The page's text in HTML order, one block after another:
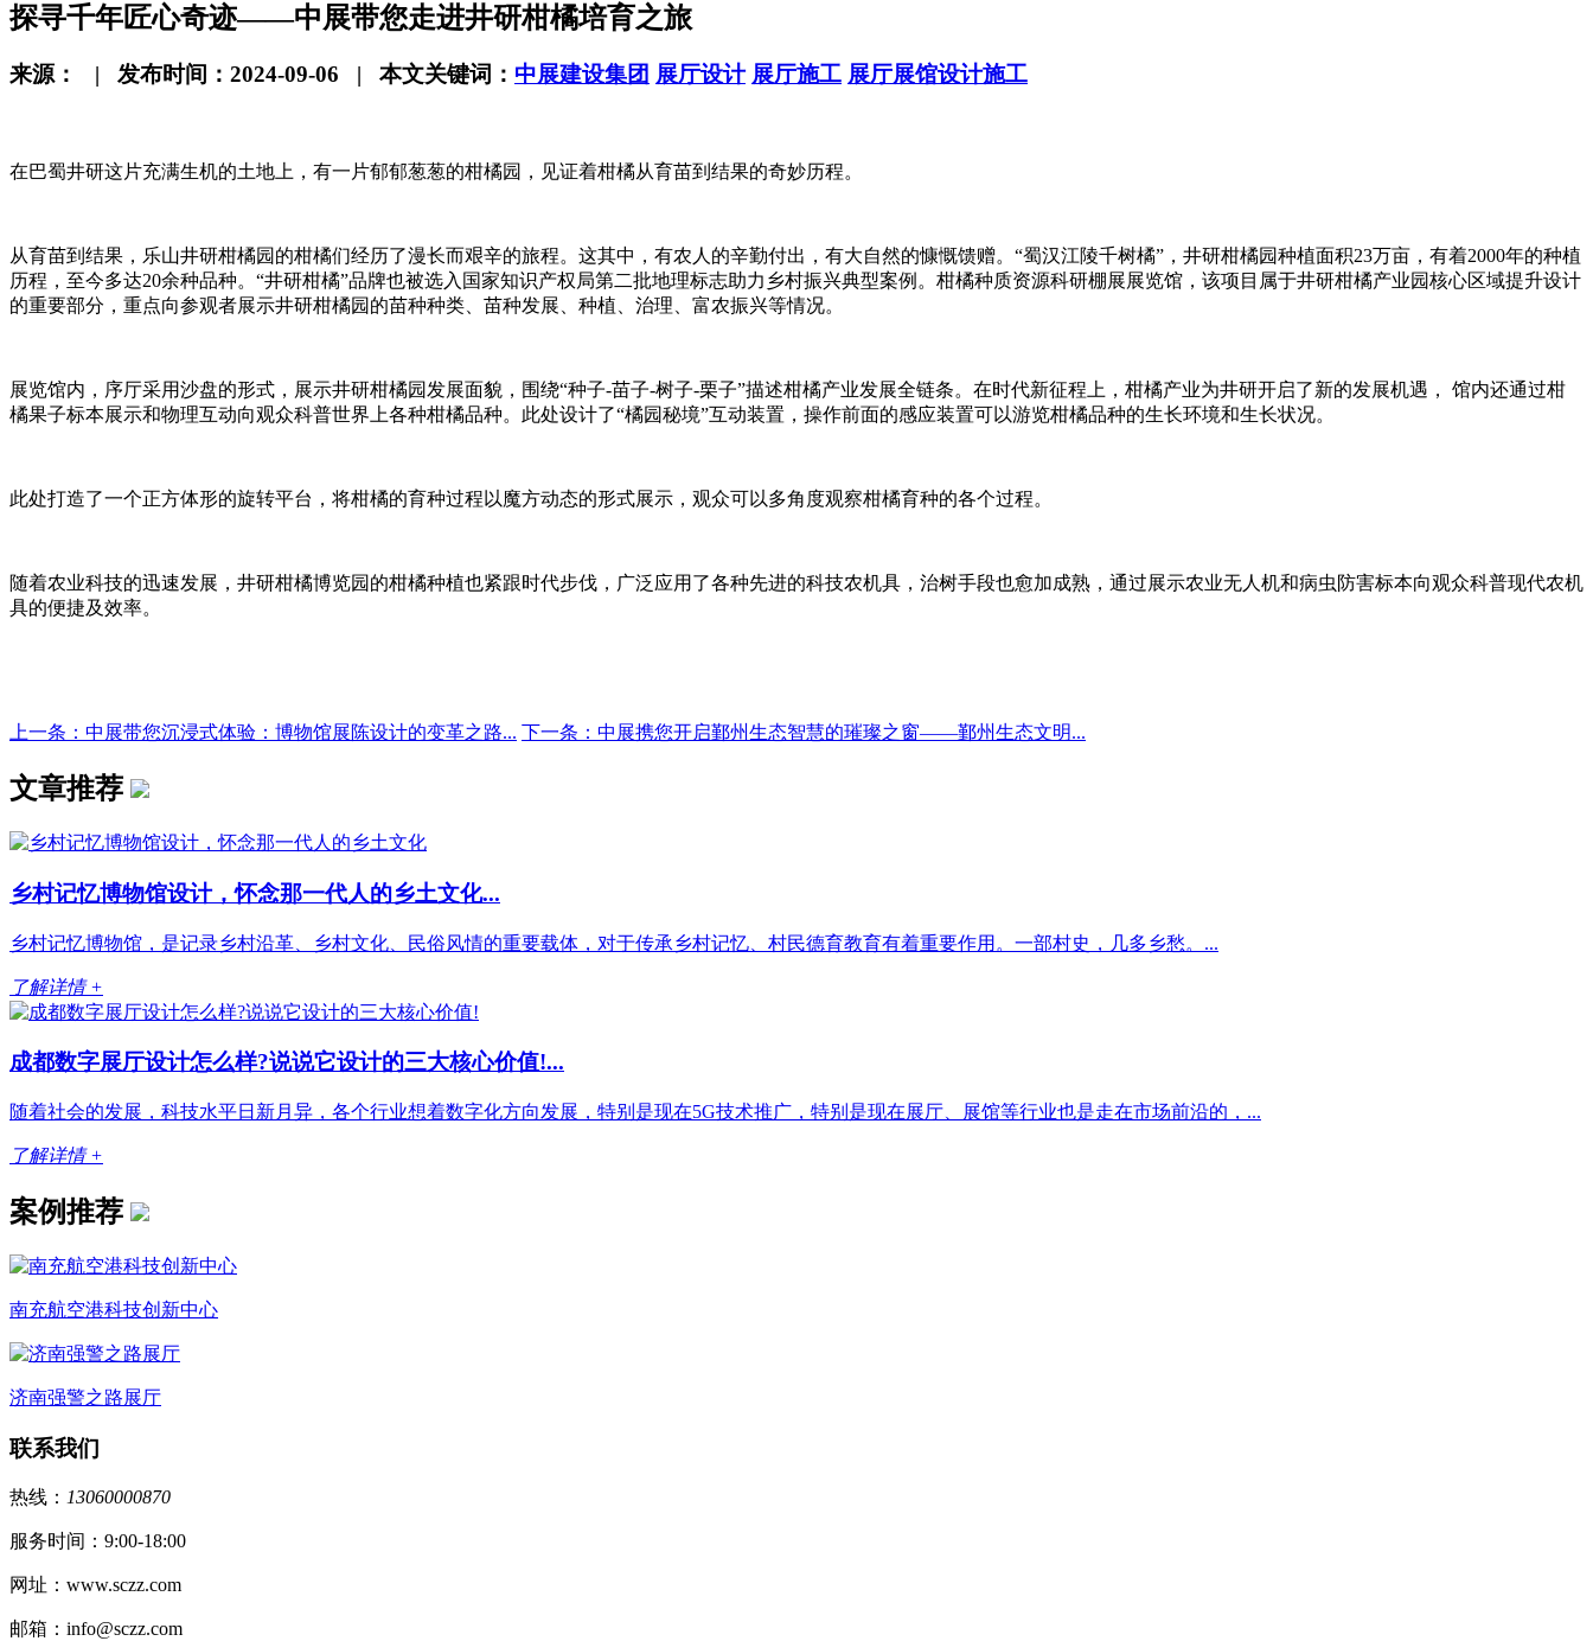
探寻千年匠心奇迹——中展带您走进井研柑橘培育之旅
来源： | 发布时间：2024-09-06 | 本文关键词： 中展建设集团 展厅设计 展厅施工 展厅展馆设计施工
在巴蜀井研这片充满生机的土地上，有一片郁郁葱葱的柑橘园，见证着柑橘从育苗到结果的奇妙历程。
从育苗到结果，乐山井研柑橘园的柑橘们经历了漫长而艰辛的旅程。这其中，有农人的辛勤付出，有大自然的慷慨馈赠。“蜀汉江陵千树橘”，井研柑橘园种植面积23万亩，有着2000年的种植
历程，至今多达20余种品种。“井研柑橘”品牌也被选入国家知识产权局第二批地理标志助力乡村振兴典型案例。柑橘种质资源科研棚展展览馆，该项目属于井研柑橘产业园核心区域提升设计
的重要部分，重点向参观者展示井研柑橘园的苗种种类、苗种发展、种植、治理、富农振兴等情况。
展览馆内，序厅采用沙盘的形式，展示井研柑橘园发展面貌，围绕“种子-苗子-树子-栗子”描述柑橘产业发展全链条。在时代新征程上，柑橘产业为井研开启了新的发展机遇， 馆内还通过柑
橘果子标本展示和物理互动向观众科普世界上各种柑橘品种。此处设计了“橘园秘境”互动装置，操作前面的感应装置可以游览柑橘品种的生长环境和生长状况。
此处打造了一个正方体形的旋转平台，将柑橘的育种过程以魔方动态的形式展示，观众可以多角度观察柑橘育种的各个过程。
随着农业科技的迅速发展，井研柑橘博览园的柑橘种植也紧跟时代步伐，广泛应用了各种先进的科技农机具，治树手段也愈加成熟，通过展示农业无人机和病虫防害标本向观众科普现代农机
具的便捷及效率。
上一条：中展带您沉浸式体验：博物馆展陈设计的变革之路... 下一条：中展携您开启鄞州生态智慧的璀璨之窗——鄞州生态文明...
文章推荐
乡村记忆博物馆设计，怀念那一代人的乡土文化...
乡村记忆博物馆，是记录乡村沿革、乡村文化、民俗风情的重要载体，对于传承乡村记忆、村民德育教育有着重要作用。一部村史，几多乡愁。...
了解详情 +
成都数字展厅设计怎么样?说说它设计的三大核心价值!...
随着社会的发展，科技水平日新月异，各个行业想着数字化方向发展，特别是现在5G技术推广，特别是现在展厅、展馆等行业也是走在市场前沿的，...
了解详情 +
案例推荐
南充航空港科技创新中心
济南强警之路展厅
联系我们
热线： 13060000870
服务时间：9:00-18:00
网址：www.sczz.com
邮箱：info@sczz.com